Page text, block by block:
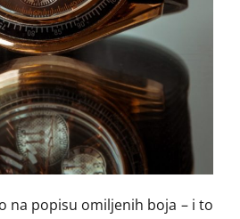
na popisu omiljenih boja – i to